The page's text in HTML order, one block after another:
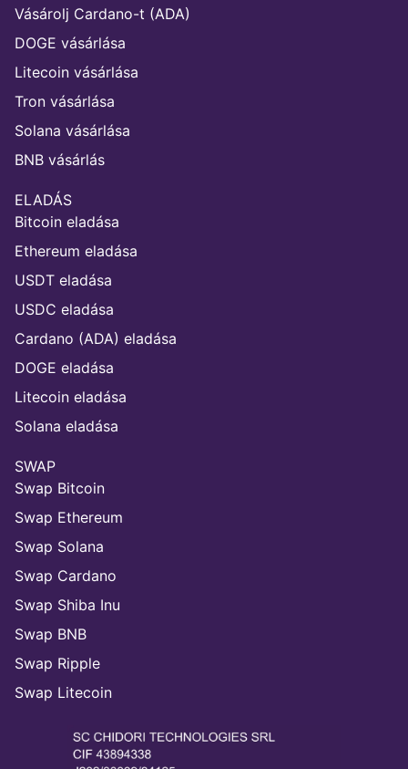
Vásárolj Cardano-t (ADA)
DOGE vásárlása
Litecoin vásárlása
Tron vásárlása
Solana vásárlása
BNB vásárlás
ELADÁS
Bitcoin eladása
Ethereum eladása
USDT eladása
USDC eladása
Cardano (ADA) eladása
DOGE eladása
Litecoin eladása
Solana eladása
SWAP
Swap Bitcoin
Swap Ethereum
Swap Solana
Swap Cardano
Swap Shiba Inu
Swap BNB
Swap Ripple
Swap Litecoin